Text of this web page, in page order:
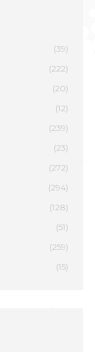
(39)
(222)
(20)
(12)
(239)
(23)
(272)
(294)
(128)
(51)
(259)
(15)